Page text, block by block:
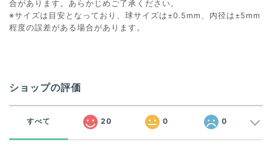
合があります。あらかじめご了承ください。
※サイズは目安となっており、球サイズは±0.5mm、内径は±5mm
程度の誤差がある場合があります。
ショップの評価
すべて 20 0 0